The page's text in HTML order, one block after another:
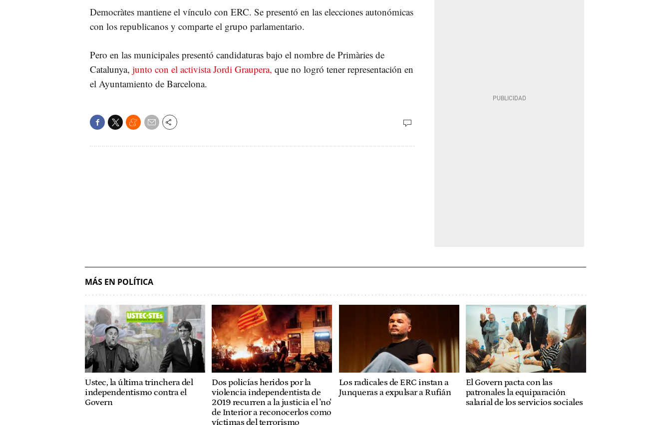
Democràtes mantiene el vínculo con ERC. Se presentó en las elecciones autonómicas
con los republicanos y comparte el grupo parlamentario.
Pero en las municipales presentó candidaturas bajo el nombre de Primàries de
Catalunya, junto con el activista Jordi Graupera, que no logró tener representación en
el Ayuntamiento de Barcelona.
MÁS EN POLÍTICA
Ustec, la última trinchera del
independentismo contra el
Govern
Dos policías heridos por la
violencia independentista de
2019 recurren a la justicia el 'no'
de Interior a reconocerlos como
víctimas del terrorismo
Los radicales de ERC instan a
Junqueras a expulsar a Rufián
El Govern pacta con las
patronales la equiparación
salarial de los servicios sociales